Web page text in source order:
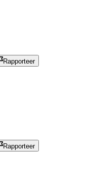
Rapporteer
Rapporteer